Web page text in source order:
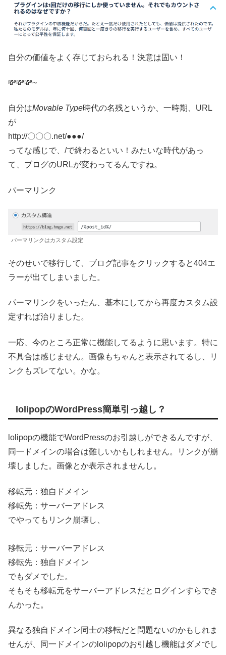
自分の価値をよく存じておられる！決意は固い！
💸💸💸~
自分はMovable Type時代の名残というか、一時期、URL
が
http://〇〇〇.net/●●●/
ってな感じで、/で終わるといい！みたいな時代があっ
て、ブログのURLが変わってるんですね。
パーマリンク
パーマリンクはカスタム設定
そのせいで移行して、ブログ記事をクリックすると404エ
ラーが出てしまいました。
パーマリンクをいったん、基本にしてから再度カスタム設
定すれば治りました。
一応、今のところ正常に機能してるように思います。特に
不具合は感じません。画像もちゃんと表示されてるし、リ
ンクもズレてない。かな。
lolipopのWordPress簡単引っ越し？
lolipopの機能でWordPressのお引越しができるんですが、
同一ドメインの場合は難しいかもしれません。リンクが崩
壊しました。画像とか表示されませんし。
移転元：独自ドメイン
移転先：サーバーアドレス
でやってもリンク崩壊し、
移転元：サーバーアドレス
移転先：独自ドメイン
でもダメでした。
そもそも移転元をサーバーアドレスだとログインすらでき
んかった。
異なる独自ドメイン同士の移転だと問題ないのかもしれま
せんが、同一ドメインのlolipopのお引越し機能はダメでし